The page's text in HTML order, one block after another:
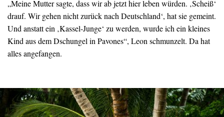
„Meine Mutter sagte, dass wir ab jetzt hier leben würden. ‚Scheiß‘
drauf. Wir gehen nicht zurück nach Deutschland‘, hat sie gemeint.
Und anstatt ein ‚Kassel-Junge‘ zu werden, wurde ich ein kleines
Kind aus dem Dschungel in Pavones“, Leon schmunzelt. Da hat
alles angefangen.